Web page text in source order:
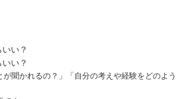
い？
い？
が聞かれるの？」「自分の考えや経験をどのよう